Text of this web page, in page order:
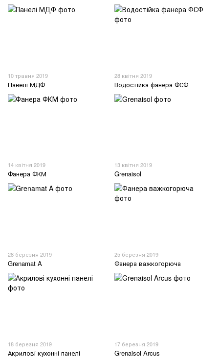
10 травня 2019
Панелі МДФ
28 квітня 2019
Водостійка фанера ФСФ
14 квітня 2019
Фанера ФКМ
13 квітня 2019
Grenaisol
28 березня 2019
Grenamat A
25 березня 2019
Фанера важкогорюча
18 березня 2019
Акрилові кухонні панелі
17 березня 2019
Grenaisol Arcus